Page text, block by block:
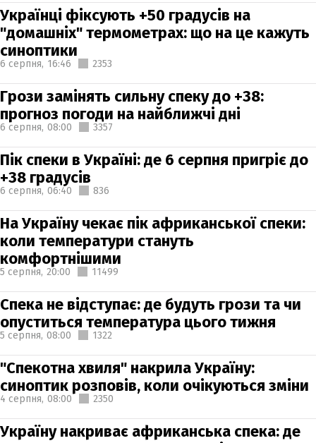
Українці фіксують +50 градусів на
"домашніх" термометрах: що на це кажуть
синоптики
6 серпня, 16:46 2353
Грози замінять сильну спеку до +38:
прогноз погоди на найближчі дні
6 серпня, 08:00 3357
Пік спеки в Україні: де 6 серпня пригріє до
+38 градусів
6 серпня, 06:40 836
На Україну чекає пік африканської спеки:
коли температури стануть
комфортнішими
5 серпня, 20:00 11499
Спека не відступає: де будуть грози та чи
опуститься температура цього тижня
5 серпня, 08:00 1322
"Спекотна хвиля" накрила Україну:
синоптик розповів, коли очікуються зміни
4 серпня, 08:00 2350
Україну накриває африканська спека: де